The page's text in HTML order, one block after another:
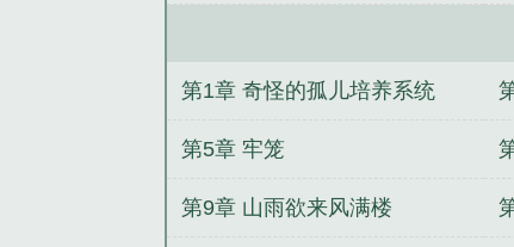
玄幻：新婚第一天，奖励
迟来深情比
稀有雌性，被大佬们追着宠
民间
第1章 奇怪的孤儿培养系统
第5章 牢笼
第9章 山雨欲来风满楼